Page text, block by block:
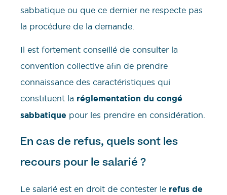
sabbatique ou que ce dernier ne respecte pas
la procédure de la demande.
Il est fortement conseillé de consulter la
convention collective afin de prendre
connaissance des caractéristiques qui
constituent la réglementation du congé
sabbatique pour les prendre en considération.
En cas de refus, quels sont les
recours pour le salarié ?
Le salarié est en droit de contester le refus de